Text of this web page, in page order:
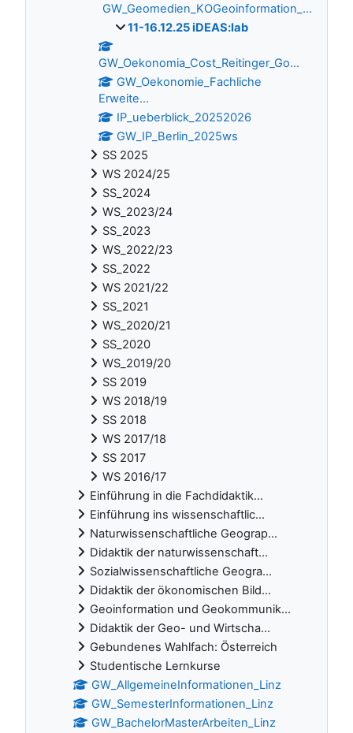
GW_Geomedien_KOGeoinformation_...
11-16.12.25 iDEAS:lab
GW_Oekonomia_Cost_Reitinger_Go...
GW_Oekonomie_Fachliche
Erweite...
IP_ueberblick_20252026
GW_IP_Berlin_2025ws
SS 2025
WS 2024/25
SS_2024
WS_2023/24
SS_2023
WS_2022/23
SS_2022
WS 2021/22
SS_2021
WS_2020/21
SS_2020
WS_2019/20
SS 2019
WS 2018/19
SS 2018
WS 2017/18
SS 2017
WS 2016/17
Einführung in die Fachdidaktik...
Einführung ins wissenschaftlic...
Naturwissenschaftliche Geograp...
Didaktik der naturwissenschaft...
Sozialwissenschaftliche Geogra...
Didaktik der ökonomischen Bild...
Geoinformation und Geokommunik...
Didaktik der Geo- und Wirtscha...
Gebundenes Wahlfach: Österreich
Studentische Lernkurse
GW_AllgemeineInformationen_Linz
GW_SemesterInformationen_Linz
GW_BachelorMasterArbeiten_Linz